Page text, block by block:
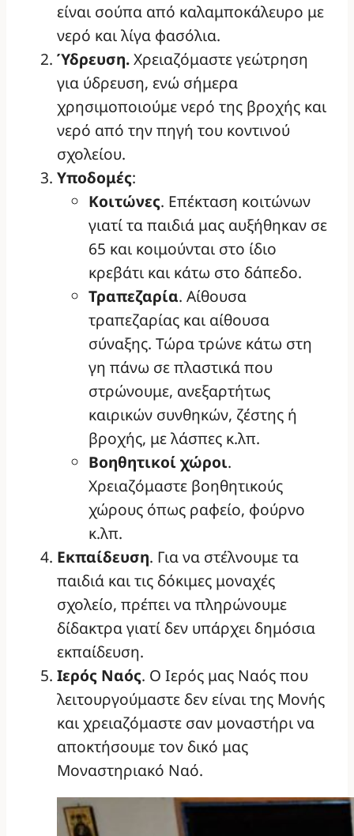
είναι σούπα από καλαμποκάλευρο με
νερό και λίγα φασόλια.
Ύδρευση.Χρειαζόμαστε γεώτρηση
για ύδρευση, ενώ σήμερα
χρησιμοποιούμε νερό της βροχής και
νερό από την πηγή του κοντινού
σχολείου.
Υποδομές:
Κοιτώνες. Επέκταση κοιτώνων
γιατί τα παιδιά μας αυξήθηκαν σε
65 και κοιμούνται στο ίδιο
κρεβάτι και κάτω στο δάπεδο.
Τραπεζαρία. Αίθουσα
τραπεζαρίας και αίθουσα
σύναξης. Τώρα τρώνε κάτω στη
γη πάνω σε πλαστικά που
στρώνουμε, ανεξαρτήτως
καιρικών συνθηκών, ζέστης ή
βροχής, με λάσπες κ.λπ.
Βοηθητικοί χώροι.
Χρειαζόμαστε βοηθητικούς
χώρους όπως ραφείο, φούρνο
κ.λπ.
Εκπαίδευση. Για να στέλνουμε τα
παιδιά και τις δόκιμες μοναχές
σχολείο, πρέπει να πληρώνουμε
δίδακτρα γιατί δεν υπάρχει δημόσια
εκπαίδευση.
Ιερός Ναός. Ο Ιερός μας Ναός που
λειτουργούμαστε δεν είναι της Μονής
και χρειαζόμαστε σαν μοναστήρι να
αποκτήσουμε τον δικό μας
Μοναστηριακό Ναό.